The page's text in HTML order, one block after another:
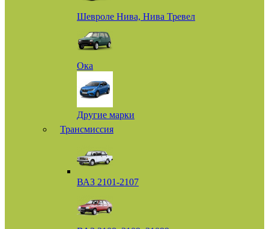
Шевроле Нива, Нива Тревел
Ока
Другие марки
Трансмиссия
ВАЗ 2101-2107